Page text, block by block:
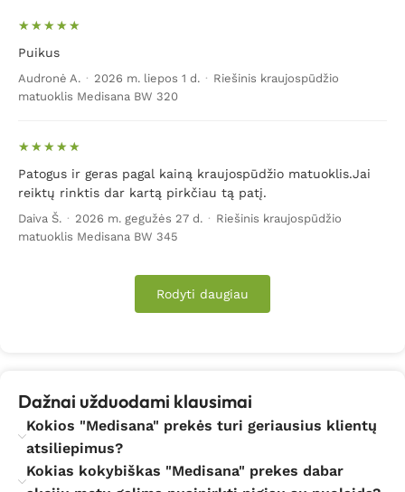
Puikus
Audronė A. · 2026 m. liepos 1 d. · Riešinis kraujospūdžio
matuoklis Medisana BW 320
Patogus ir geras pagal kainą kraujospūdžio matuoklis.Jai
reiktų rinktis dar kartą pirkčiau tą patį.
Daiva Š. · 2026 m. gegužės 27 d. · Riešinis kraujospūdžio
matuoklis Medisana BW 345
Rodyti daugiau
Dažnai užduodami klausimai
Kokios "Medisana" prekės turi geriausius klientų
atsiliepimus?
Kokias kokybiškas "Medisana" prekes dabar